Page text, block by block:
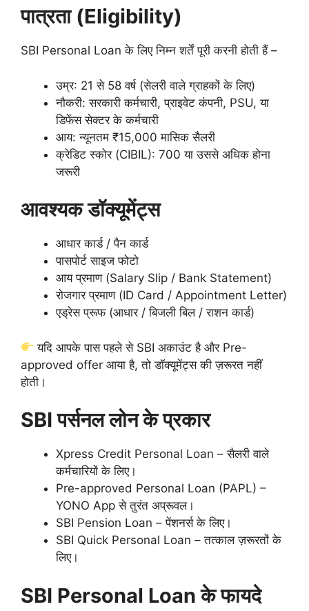
पात्रता (Eligibility)
SBI Personal Loan के लिए निम्न शर्तें पूरी करनी होती हैं –
उम्र: 21 से 58 वर्ष (सेलरी वाले ग्राहकों के लिए)
नौकरी: सरकारी कर्मचारी, प्राइवेट कंपनी, PSU, या
डिफेंस सेक्टर के कर्मचारी
आय: न्यूनतम ₹15,000 मासिक सैलरी
क्रेडिट स्कोर (CIBIL): 700 या उससे अधिक होना
जरूरी
आवश्यक डॉक्यूमेंट्स
आधार कार्ड / पैन कार्ड
पासपोर्ट साइज फोटो
आय प्रमाण (Salary Slip / Bank Statement)
रोजगार प्रमाण (ID Card / Appointment Letter)
एड्रेस प्रूफ (आधार / बिजली बिल / राशन कार्ड)
यदि आपके पास पहले से SBI अकाउंट है और Pre-
approved offer आया है, तो डॉक्यूमेंट्स की ज़रूरत नहीं
होती।
SBI पर्सनल लोन के प्रकार
Xpress Credit Personal Loan – सैलरी वाले
कर्मचारियों के लिए।
Pre-approved Personal Loan (PAPL) –
YONO App से तुरंत अप्रूवल।
SBI Pension Loan – पेंशनर्स के लिए।
SBI Quick Personal Loan – तत्काल ज़रूरतों के
लिए।
SBI Personal Loan के फायदे